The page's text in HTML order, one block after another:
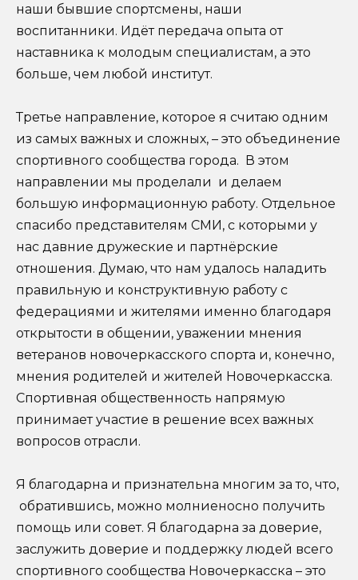
наши бывшие спортсмены, наши
воспитанники. Идёт передача опыта от
наставника к молодым специалистам, а это
больше, чем любой институт.
Третье направление, которое я считаю одним
из самых важных и сложных, – это объединение
спортивного сообщества города. В этом
направлении мы проделали и делаем
большую информационную работу. Отдельное
спасибо представителям СМИ, с которыми у
нас давние дружеские и партнёрские
отношения. Думаю, что нам удалось наладить
правильную и конструктивную работу с
федерациями и жителями именно благодаря
открытости в общении, уважении мнения
ветеранов новочеркасского спорта и, конечно,
мнения родителей и жителей Новочеркасска.
Спортивная общественность напрямую
принимает участие в решение всех важных
вопросов отрасли.
Я благодарна и признательна многим за то, что,
обратившись, можно молниеносно получить
помощь или совет. Я благодарна за доверие,
заслужить доверие и поддержку людей всего
спортивного сообщества Новочеркасска – это